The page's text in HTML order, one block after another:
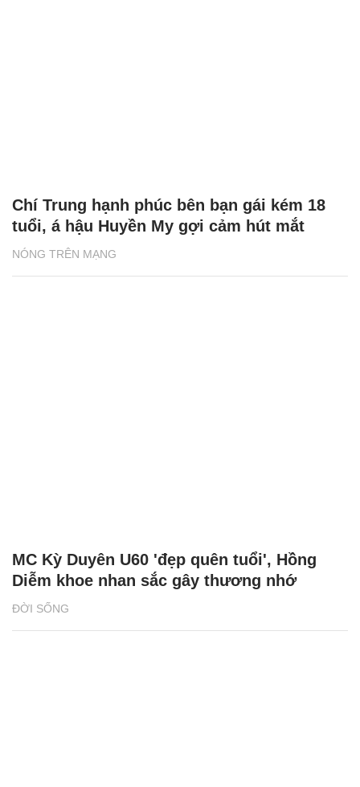
NÓNG TRÊN MẠNG
Chí Trung hạnh phúc bên bạn gái kém 18
tuổi, á hậu Huyền My gợi cảm hút mắt
ĐỜI SỐNG
MC Kỳ Duyên U60 'đẹp quên tuổi', Hồng
Diễm khoe nhan sắc gây thương nhớ